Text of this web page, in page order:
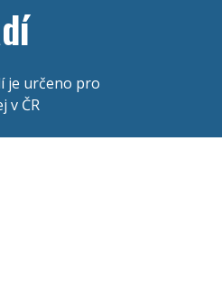
je určeno pro
v ČR